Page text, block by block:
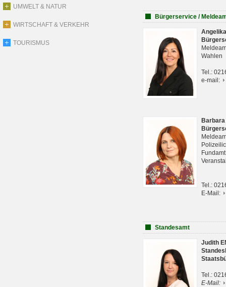
UMWELT & NATUR
WIRTSCHAFT & VERKEHR
TOURISMUS
Bürgerservice /
Wahlen
Tel.:
e-mail:
Tel.:
E-Mail:
Standesamt
Judith
Tel.:
E-Mail: